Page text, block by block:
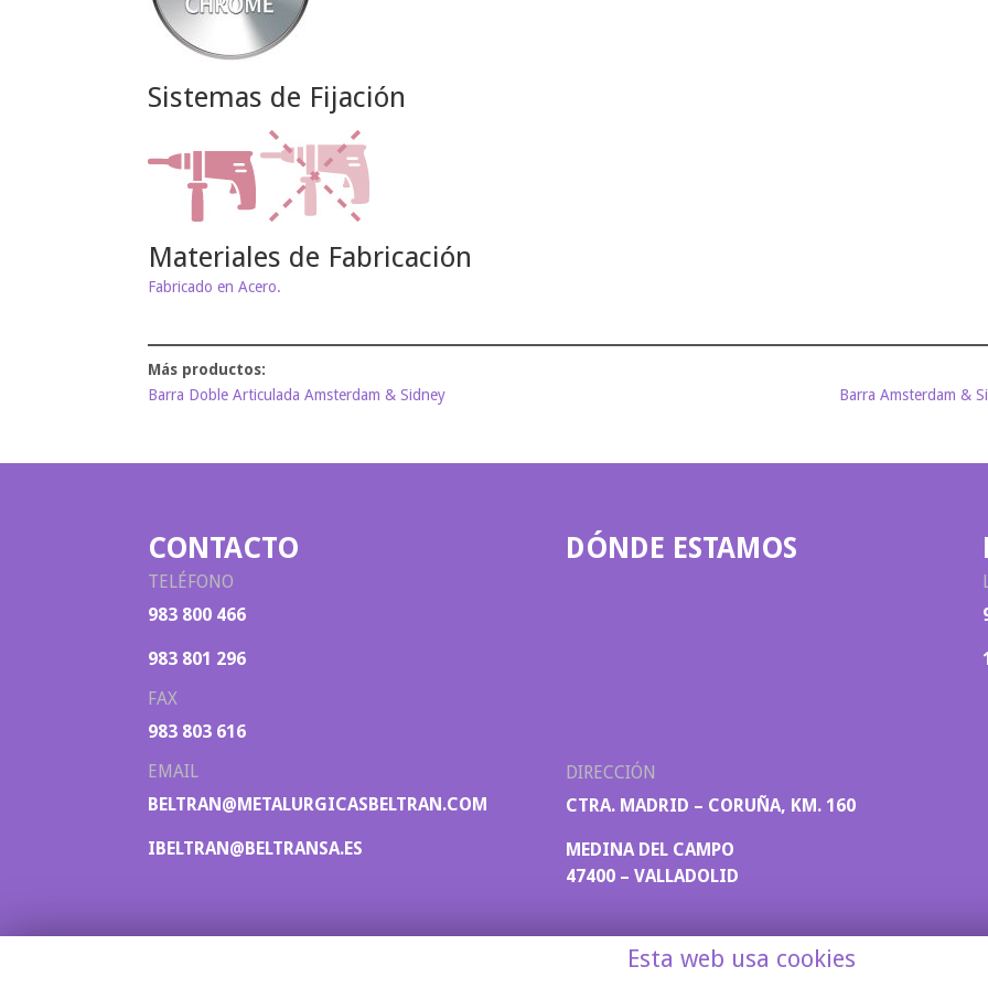
Sistemas de Fijación
Materiales de Fabricación
Fabricado en Acero.
Barra Doble Articulada Amsterdam & Sidney Barra Amsterdam &
CONTACTO
TELÉFONO
983 800 466
983 801 296
FAX
983 803 616
EMAIL
BELTRAN@METALURGICASBELTRAN.COM
IBELTRAN@BELTRANSA.ES
DÓNDE ESTAMOS
DIRECCIÓN
CTRA. MADRID – CORUÑA, KM. 160
MEDINA DEL CAMPO
47400 – VALLADOLID
Esta web usa cookies